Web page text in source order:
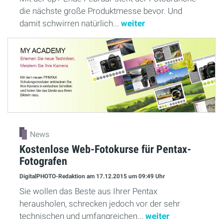
die nächste große Produktmesse bevor. Und
damit schwirren natürlich... weiter
News
Kostenlose Web-Fotokurse für Pentax-
Fotografen
DigitalPHOTO-Redaktion am 17.12.2015 um 09:49 Uhr
Sie wollen das Beste aus Ihrer Pentax
herausholen, schrecken jedoch vor der sehr
technischen und umfangreichen... weiter